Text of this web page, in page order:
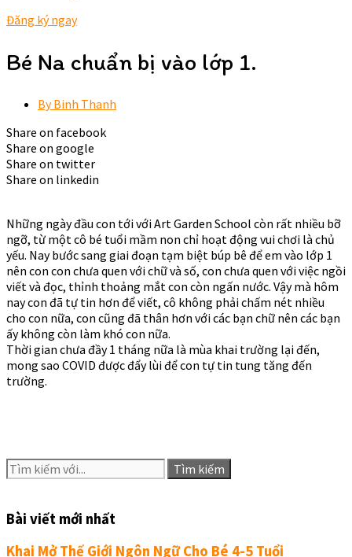
Đăng ký ngay
Bé Na chuẩn bị vào lớp 1.
ByBinh Thanh
Share on facebook
Share on google
Share on twitter
Share on linkedin
Những ngày đầu con tới với Art Garden School còn rất nhiều bỡ
ngỡ, từ một cô bé tuổi mầm non chỉ hoạt động vui chơi là chủ
yếu. Nay bước sang giai đoạn tạm biệt búp bê để em vào lớp 1
nên con con chưa quen với chữ và số, con chưa quen với việc ngồi
viết và đọc, thỉnh thoảng mắt con còn ngấn nước. Vậy mà hôm
nay con đã tự tin hơn để viết, cô không phải chấm nét nhiều
cho con nữa, con cũng đã thân hơn với các bạn chữ nên các bạn
ấy không còn làm khó con nữa.
Thời gian chưa đầy 1 tháng nữa là mùa khai trường lại đến,
mong sao COVID được đẩy lùi để con tự tin tung tăng đến
trường.
Tìm kiếm
Bài viết mới nhất
Khai Mở Thế Giới Ngôn Ngữ Cho Bé 4-5 Tuổi